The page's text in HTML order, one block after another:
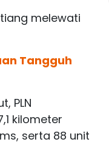
melewati
Tangguh
PLN
kilometer
serta 88 unit